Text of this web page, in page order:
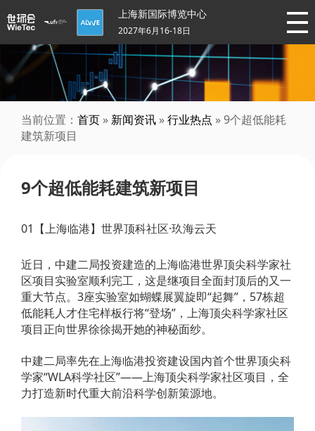
上海新国际博览中心
2027年6月16-18日
当前位置： 首页 » 新闻资讯 »行业热点 » 9个超低能耗
建筑新项目
9个超低能耗建筑新项目
01【上海临港】世界顶科社区·玖海云天
近日，中建二局投资建造的上海临港世界顶尖科学家社
区项目实验室顺利完工，这是继项目全面封顶后的又一
重大节点。3座实验室如蝴蝶展翼旋即“起舞”，57栋超
低能耗人才住宅样板行将“登场”，上海顶尖科学家社区
项目正向世界徐徐揭开她的神秘面纱。
中建二局率先在上海临港投资建设国内首个世界顶尖科
学家“WLA科学社区”——上海顶尖科学家社区项目，全
力打造新时代重大前沿科学创新策源地。